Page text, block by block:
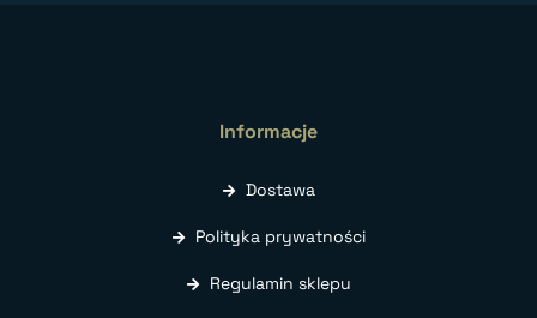
Informacje
Dostawa
Polityka prywatności
Regulamin sklepu